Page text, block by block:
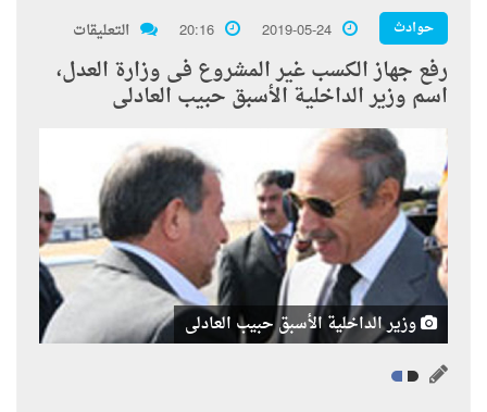
حوادث 2019-05-24
20:16 التعليقات
رفع جهاز الكسب غير المشروع فى وزارة العدل،
اسم وزير الداخلية الأسبق حبيب العادلى
وزير الداخلية الأسبق حبيب العادلى